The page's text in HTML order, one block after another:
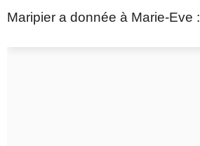
Maripier a donnée à Marie-Eve :